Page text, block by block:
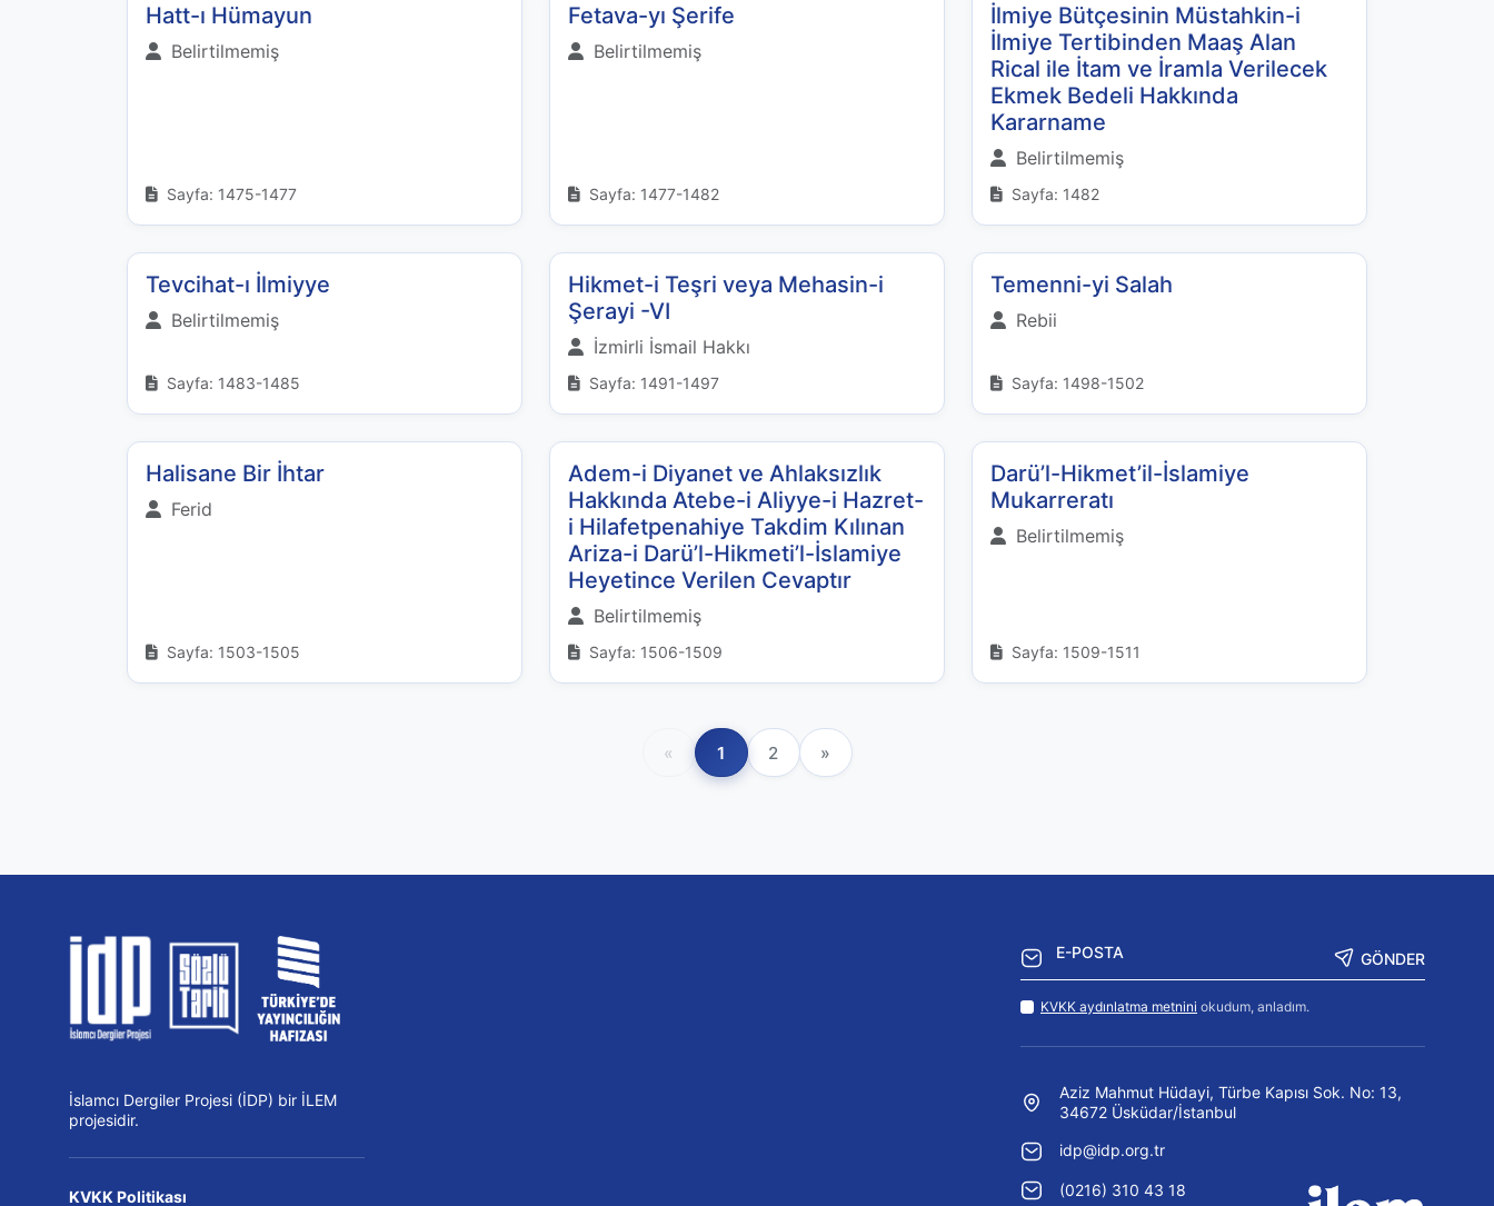
Hatt-ı Hümayun
Belirtilmemiş
Sayfa: 1475-1477
Fetava-yı Şerife
Belirtilmemiş
Sayfa: 1477-1482
İlmiye Bütçesinin Müstahkin-i
İlmiye Tertibinden Maaş Alan
Rical ile İtam ve İramla Verilecek
Ekmek Bedeli Hakkında
Kararname
Belirtilmemiş
Sayfa: 1482
Tevcihat-ı İlmiyye
Belirtilmemiş
Sayfa: 1483-1485
Hikmet-i Teşri veya Mehasin-i
Şerayi -VI
İzmirli İsmail Hakkı
Sayfa: 1491-1497
Temenni-yi Salah
Rebii
Sayfa: 1498-1502
Halisane Bir İhtar
Ferid
Sayfa: 1503-1505
Adem-i Diyanet ve Ahlaksızlık
Hakkında Atebe-i Aliyye-i Hazret-
i Hilafetpenahiye Takdim Kılınan
Ariza-i Darü’l-Hikmeti’l-İslamiye
Heyetince Verilen Cevaptır
Belirtilmemiş
Sayfa: 1506-1509
Darü’l-Hikmet’il-İslamiye
Mukarreratı
Belirtilmemiş
Sayfa: 1509-1511
« 1 2 »
İslamcı Dergiler Projesi (İDP) bir İLEM
projesidir.
KVKK Politikası
GÖNDER
KVKK aydınlatma metnini okudum, anladım.
Aziz Mahmut Hüdayi, Türbe Kapısı Sok. No: 13,
34672 Üsküdar/İstanbul
idp@idp.org.tr
(0216) 310 43 18